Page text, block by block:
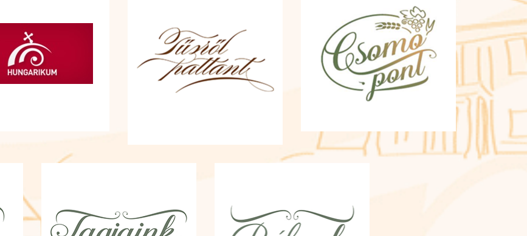
Térségi civil összefogást és tenni
akarást erősítő EFOP
pályázatunk